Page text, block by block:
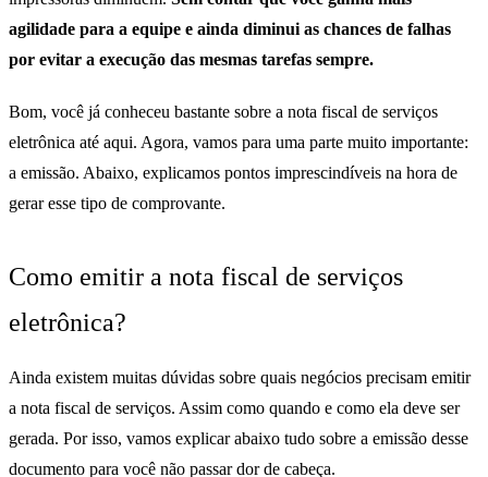
agilidade para a equipe e ainda diminui as chances de falhas
por evitar a execução das mesmas tarefas sempre.
Bom, você já conheceu bastante sobre a nota fiscal de serviços
eletrônica até aqui. Agora, vamos para uma parte muito importante:
a emissão. Abaixo, explicamos pontos imprescindíveis na hora de
gerar esse tipo de comprovante.
Como emitir a nota fiscal de serviços
eletrônica?
Ainda existem muitas dúvidas sobre quais negócios precisam emitir
a nota fiscal de serviços. Assim como quando e como ela deve ser
gerada. Por isso, vamos explicar abaixo tudo sobre a emissão desse
documento para você não passar dor de cabeça.